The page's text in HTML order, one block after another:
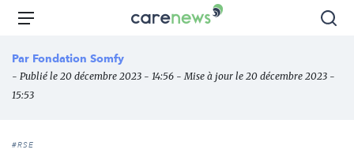
Aller
principal
Carenews,
des
Menu
Par Fondation Somfy
- Publié le 20 décembre 2023 - 14:56 - Mise à jour le 20 décembre 2023 -
15:53
#RSE